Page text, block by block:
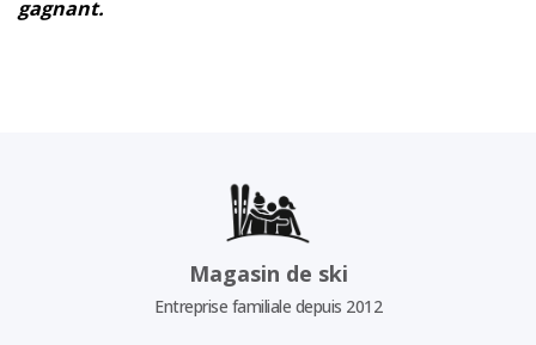
gagnant.
Magasin de ski
Entreprise familiale depuis 2012